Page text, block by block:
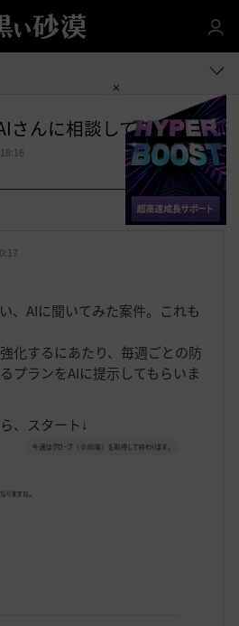
さんに相談してみた件
お
り
共有する
、AIに聞いてみた案件。これも
化するにあたり、毎週ごとの防
プランをAIに提示してもらいま
、スタート↓